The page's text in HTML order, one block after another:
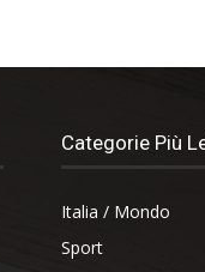
Categorie Più
Italia / Mondo
Sport